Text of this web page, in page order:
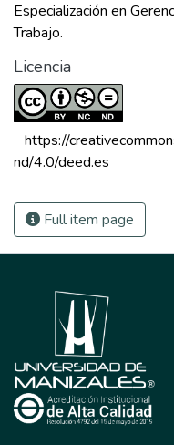
Especialización en
Trabajo.
Licencia
https://
nd/4.0/deed.es
Full item page